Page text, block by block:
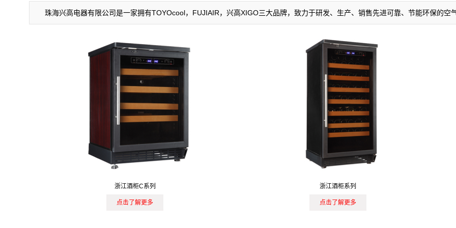
珠海兴高电器有限公司是一家拥有TOYOcool，FUJIAIR，兴高XIGO三大品牌，致力于研发、生产、销售先进可靠、节能环保的空
浙江酒柜C系列
点击了解更多
浙江酒柜系列
点击了解更多